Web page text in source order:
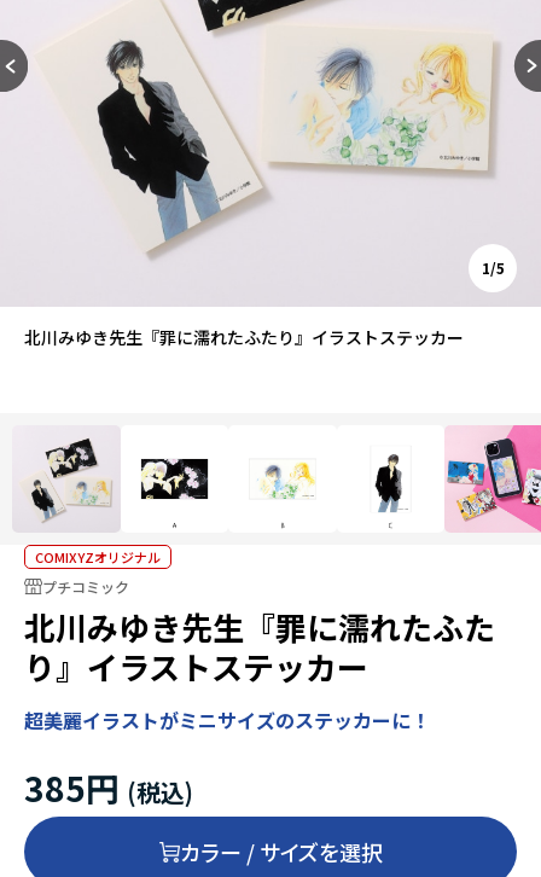
北川みゆき先生『罪に濡れたふたり』イラストステッカー
1/5
COMIXYZオリジナル
プチコミック
北川みゆき先生『罪に濡れたふた
り』イラストステッカー
超美麗イラストがミニサイズのステッカーに！
385円
カラー / サイズを選択